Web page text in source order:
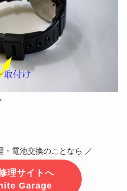
・電池交換のことなら ／
理サイトへ
Garage